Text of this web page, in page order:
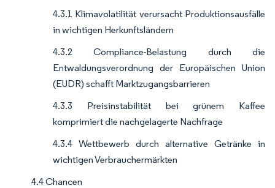
4.3.1 Klimavolatilität verursacht Produktionsausfälle
in wichtigen Herkunftsländern
4.3.2 Compliance-Belastung durch die
Entwaldungsverordnung der Europäischen Union
(EUDR) schafft Marktzugangsbarrieren
4.3.3 Preisinstabilität bei grünem Kaffee
komprimiert die nachgelagerte Nachfrage
4.3.4 Wettbewerb durch alternative Getränke in
wichtigen Verbrauchermärkten
4.4 Chancen